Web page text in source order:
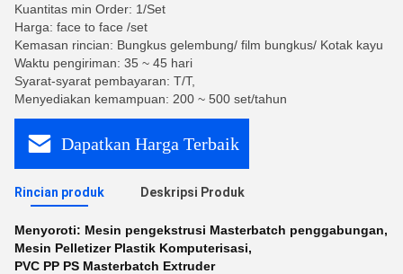
Kuantitas min Order: 1/Set
Harga: face to face /set
Kemasan rincian: Bungkus gelembung/ film bungkus/ Kotak kayu
Waktu pengiriman: 35 ~ 45 hari
Syarat-syarat pembayaran: T/T,
Menyediakan kemampuan: 200 ~ 500 set/tahun
Dapatkan Harga Terbaik
Rincian produk Deskripsi Produk
Menyoroti: Mesin pengekstrusi Masterbatch penggabungan,
Mesin Pelletizer Plastik Komputerisasi,
PVC PP PS Masterbatch Extruder